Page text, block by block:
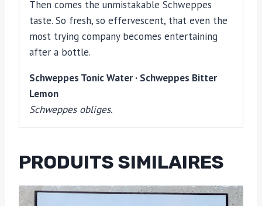
Then comes the unmistakable Schweppes
taste. So fresh, so effervescent, that even the
most trying company becomes entertaining
after a bottle.
Schweppes Tonic Water · Schweppes Bitter
Lemon
Schweppes obliges.
PRODUITS SIMILAIRES